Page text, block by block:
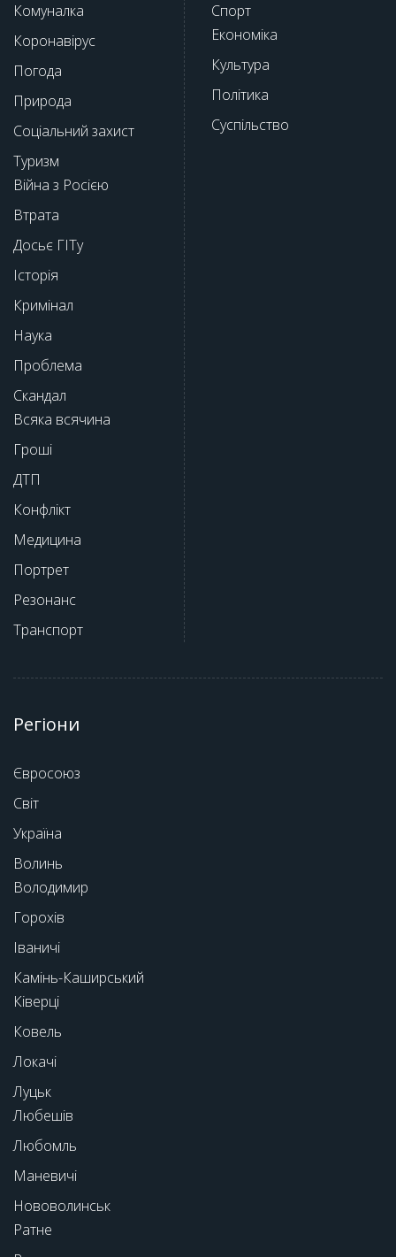
Комуналка
Коронавірус
Погода
Природа
Соціальний захист
Туризм
Війна з Росією
Втрата
Досьє ГІТу
Історія
Кримінал
Наука
Проблема
Скандал
Всяка всячина
Гроші
ДТП
Конфлікт
Медицина
Портрет
Резонанс
Транспорт
Спорт
Економіка
Культура
Політика
Суспільство
Регіони
Євросоюз
Світ
Україна
Волинь
Володимир
Горохів
Іваничі
Камінь-Каширський
Ківерці
Ковель
Локачі
Луцьк
Любешів
Любомль
Маневичі
Нововолинськ
Ратне